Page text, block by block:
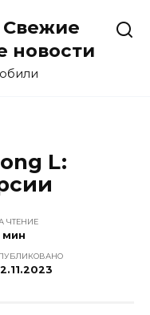
Свежие
новости
L:
ЧТЕНИЕ
мин